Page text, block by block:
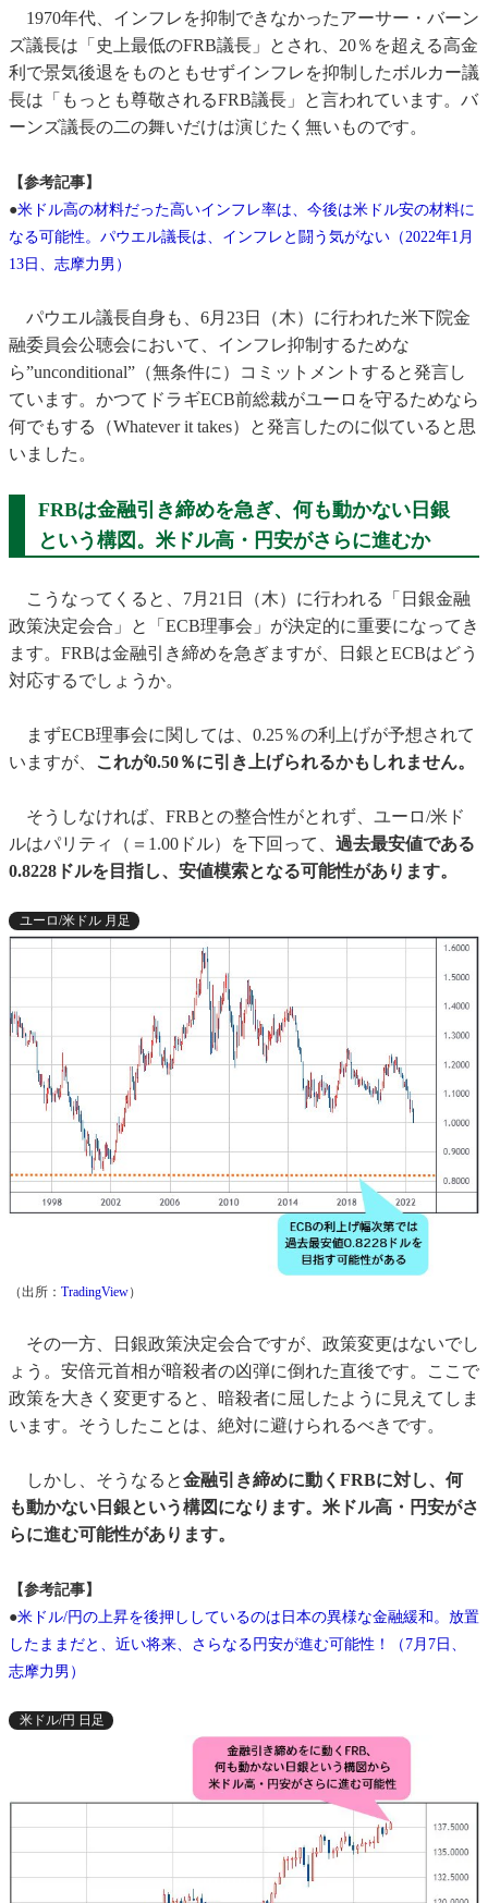
1970年代、インフレを抑制できなかったアーサー・バーン
ズ議長は「史上最低のFRB議長」とされ、20％を超える高金
利で景気後退をものともせずインフレを抑制したボルカー議
長は「もっとも尊敬されるFRB議長」と言われています。バ
ーンズ議長の二の舞いだけは演じたく無いものです。
【参考記事】
●米ドル高の材料だった高いインフレ率は、今後は米ドル安の材料に
なる可能性。パウエル議長は、インフレと闘う気がない（2022年1月
13日、志摩力男）
パウエル議長自身も、6月23日（木）に行われた米下院金
融委員会公聴会において、インフレ抑制するためな
ら”unconditional”（無条件に）コミットメントすると発言し
ています。かつてドラギECB前総裁がユーロを守るためなら
何でもする（Whatever it takes）と発言したのに似ていると思
いました。
FRBは金融引き締めを急ぎ、何も動かない日銀
という構図。米ドル高・円安がさらに進むか
こうなってくると、7月21日（木）に行われる「日銀金融
政策決定会合」と「ECB理事会」が決定的に重要になってき
ます。FRBは金融引き締めを急ぎますが、日銀とECBはどう
対応するでしょうか。
まずECB理事会に関しては、0.25％の利上げが予想されて
いますが、
これが0.50％に引き上げられるかもしれません。
そうしなければ、FRBとの整合性がとれず、ユーロ/米ド
ルはパリティ（＝1.00ドル）を下回って、 過去最安値である
0.8228ドルを目指し、安値模索となる可能性があります。
ユーロ/米ドル 月足
（出所： TradingView）
その一方、日銀政策決定会合ですが、政策変更はないでし
ょう。安倍元首相が暗殺者の凶弾に倒れた直後です。ここで
政策を大きく変更すると、暗殺者に屈したように見えてしま
います。そうしたことは、絶対に避けられるべきです。
しかし、そうなると金融引き締めに動くFRBに対し、何
も動かない日銀という構図になります。米ドル高・円安がさ
らに進む可能性があります。
【参考記事】
●米ドル/円の上昇を後押ししているのは日本の異様な金融緩和。放置
したままだと、近い将来、さらなる円安が進む可能性！（7月7日、
志摩力男）
米ドル/円 日足